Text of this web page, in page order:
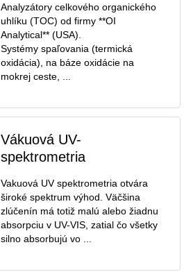
Analyzátory celkového organického
uhlíku (TOC) od firmy **OI
Analytical** (USA).
Systémy spaľovania (termická
oxidácia), na báze oxidácie na
mokrej ceste, ...
Vákuová UV-
spektrometria
Vakuová UV spektrometria otvára
široké spektrum výhod. Väčšina
zlúčenín má totiž malú alebo žiadnu
absorpciu v UV-VIS, zatial čo všetky
silno absorbujú vo ...